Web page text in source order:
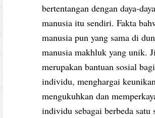
bertentangan dengan daya-
manusia itu sendiri. Fakta
manusia pun yang sama di
manusia makhluk yang unik.
merupakan bantuan sosial
individu, menghargai
mengukuhkan dan
individu sebagai berbeda satu